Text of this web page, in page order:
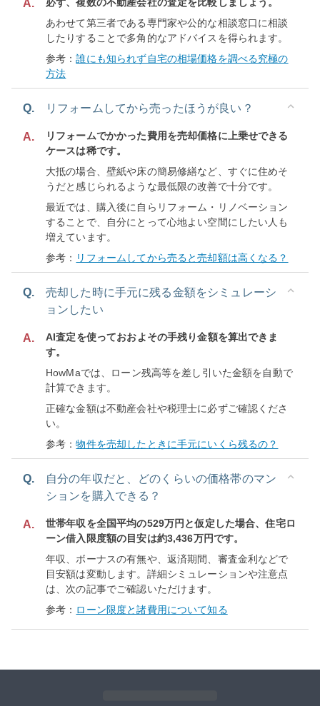
A.
あわせて第三者である専門家や公的な相談窓口に相談
したりすることで多角的なアドバイスを得られます。
参考：誰にも知られず自宅の相場価格を調べる究極の
方法
Q. リフォームしてから売ったほうが良い？
A.
リフォームでかかった費用を売却価格に上乗せできる
ケースは稀です。
大抵の場合、壁紙や床の簡易修繕など、すぐに住めそ
うだと感じられるような最低限の改善で十分です。
最近では、購入後に自らリフォーム・リノベーション
することで、自分にとって心地よい空間にしたい人も
増えています。
参考： リフォームしてから売ると売却額は高くなる？
Q.
売却した時に手元に残る金額をシミュレーシ
ョンしたい
A.
AI査定を使っておおよその手残り金額を算出できま
す。
HowMaでは、ローン残高等を差し引いた金額を自動で
計算できます。
正確な金額は不動産会社や税理士に必ずご確認くださ
い。
参考：物件を売却したときに手元にいくら残るの？
Q.
自分の年収だと、どのくらいの価格帯のマン
ションを購入できる？
A.
世帯年収を全国平均の529万円と仮定した場合、住宅ロ
ーン借入限度額の目安は約3,436万円です。
年収、ボーナスの有無や、返済期間、審査金利などで
目安額は変動します。詳細シミュレーションや注意点
は、次の記事でご確認いただけます。
参考： ローン限度と諸費用について知る